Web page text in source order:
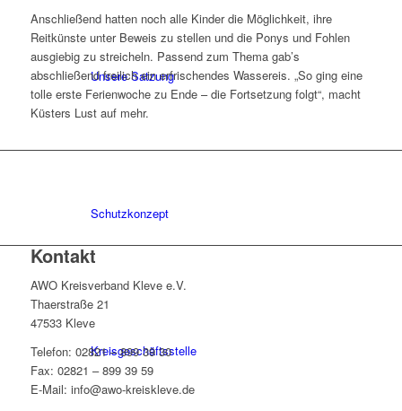
Unsere Satzung
Schutzkonzept
Kreisgeschäftsstelle
Anschließend hatten noch alle Kinder die Möglichkeit, ihre
Reitkünste unter Beweis zu stellen und die Ponys und Fohlen
ausgiebig zu streicheln. Passend zum Thema gab’s
abschließend freilich ein erfrischendes Wassereis. „So ging eine
tolle erste Ferienwoche zu Ende – die Fortsetzung folgt“, macht
Küsters Lust auf mehr.
Kontakt
AWO Kreisverband Kleve e.V.
Thaerstraße 21
47533 Kleve
Telefon: 02821 – 899 39 30
Fax: 02821 – 899 39 59
E-Mail: info@awo-kreiskleve.de